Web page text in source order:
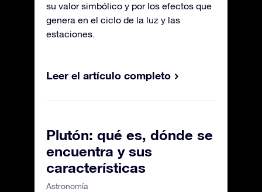
su valor simbólico y por los efectos que
genera en el ciclo de la luz y las
estaciones.
Leer el artículo completo
Plutón: qué es, dónde se
encuentra y sus
características
Astronomía